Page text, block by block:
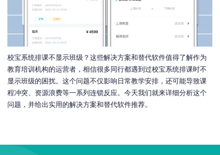
校宝系统排课不显示班级？这些解决方案和替代软件值得了解作为
教育培训机构的运营者，相信很多同行都遇到过校宝系统排课时不
显示班级的困扰。这个问题不仅影响日常教学安排，还可能导致课
程冲突、资源浪费等一系列连锁反应。今天我们就来详细分析这个
问题，并给出实用的解决方案和替代软件推荐。